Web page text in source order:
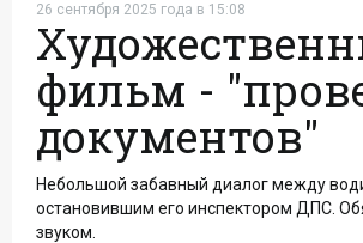
26 сентября 2025 года в 15:08
фильм -
документов"
Небольшой забавный диалог между
остановившим его инспектором ДПС.
звуком.